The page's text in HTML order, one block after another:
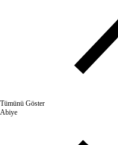
Tümünü Göster
Abiye